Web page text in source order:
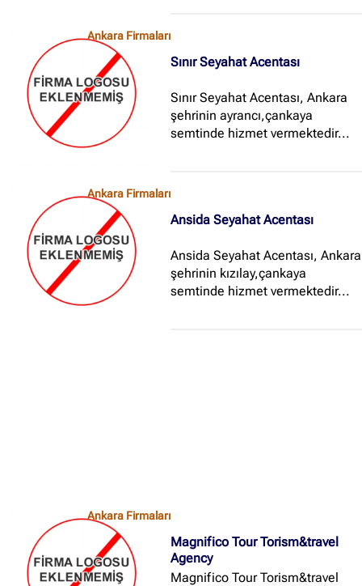
Ankara Firmaları
Sınır Seyahat Acentası
Sınır Seyahat Acentası, Ankara
şehrinin ayrancı,çankaya
semtinde hizmet vermektedir...
Ankara Firmaları
Ansida Seyahat Acentası
Ansida Seyahat Acentası, Ankara
şehrinin kızılay,çankaya
semtinde hizmet vermektedir...
Ankara Firmaları
Magnifico Tour Torism&travel
Agency
Magnifico Tour Torism&travel